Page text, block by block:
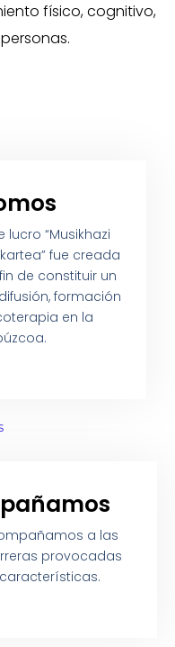
físico, cognitivo,
“Musikhazi
fue creada
de constituir un
formación
en la
a las
provocadas